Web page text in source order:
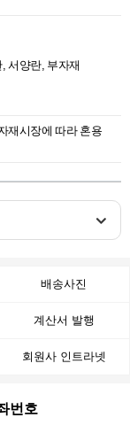
서양란, 부자재
재시장에 따라 혼용
배송사진
계산서 발행
회원사 인트라넷
번호